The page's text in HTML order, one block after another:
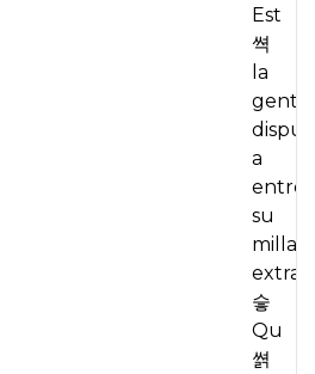
Est
쎡
la
gente
a
su
milla
extra?
슿
Qu
쎩